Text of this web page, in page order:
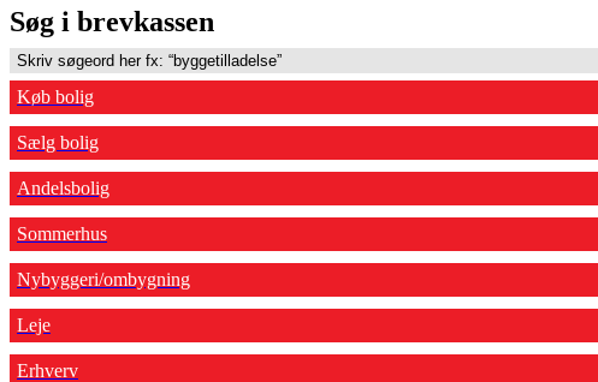
Søg i brevkassen
Køb bolig
Sælg bolig
Andelsbolig
Sommerhus
Nybyggeri/ombygning
Leje
Erhverv